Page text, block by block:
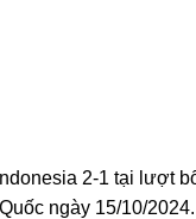
2-1 tại lượt
ngày 15/10/2024.